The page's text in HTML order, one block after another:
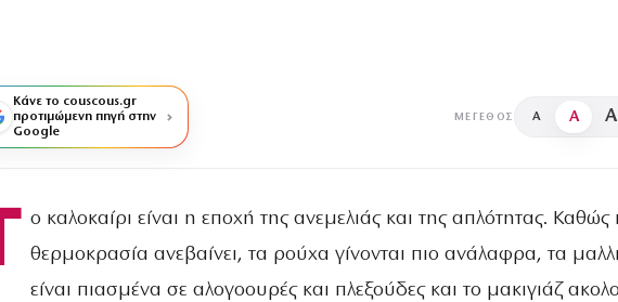
Κάνε το couscous.gr
προτιμώμενη πηγή στην
Google
ΜΈΓΕΘΟΣ A A A
ο καλοκαίρι είναι η εποχή της ανεμελιάς και της απλότητας. Καθώς
θερμοκρασία ανεβαίνει, τα ρούχα γίνονται πιο ανάλαφρα, τα
είναι πιασμένα σε αλογοουρές και πλεξούδες και το μακιγιάζ